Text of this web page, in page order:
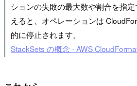
ションの失敗の最大数や割合を指
えると、オペレーションは
的に停止されます。
StackSets の概念 - AWS